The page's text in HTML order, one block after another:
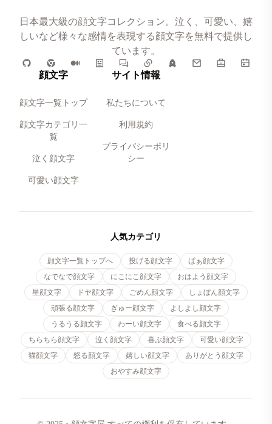
日本最大級の顔文字コレクション。泣く、可愛い、嬉
しいなど様々な感情を表現する顔文字を無料で提供し
ています。
顔文字
顔文字一覧トップ
顔文字カテゴリ一
覧
泣く顔文字
可愛い顔文字
サイト情報
私たちについて
利用規約
プライバシーポリ
シー
人気カテゴリ
顔文字一覧トップへ 投げる顔文字
ぱぁ顔文字
なでなで顔文字
にこにこ顔文字
おはよう顔文字
星顔文字
ドヤ顔文字 ごめん顔文字
しょぼん顔文字
頑張る顔文字
ぎゅー顔文字
よしよし顔文字
うるうる顔文字
わーい顔文字
食べる顔文字
ちらちら顔文字
泣く顔文字 喜ぶ顔文字
可愛い顔文字
猫顔文字
怒る顔文字 嬉しい顔文字
ありがとう顔文字
おやすみ顔文字